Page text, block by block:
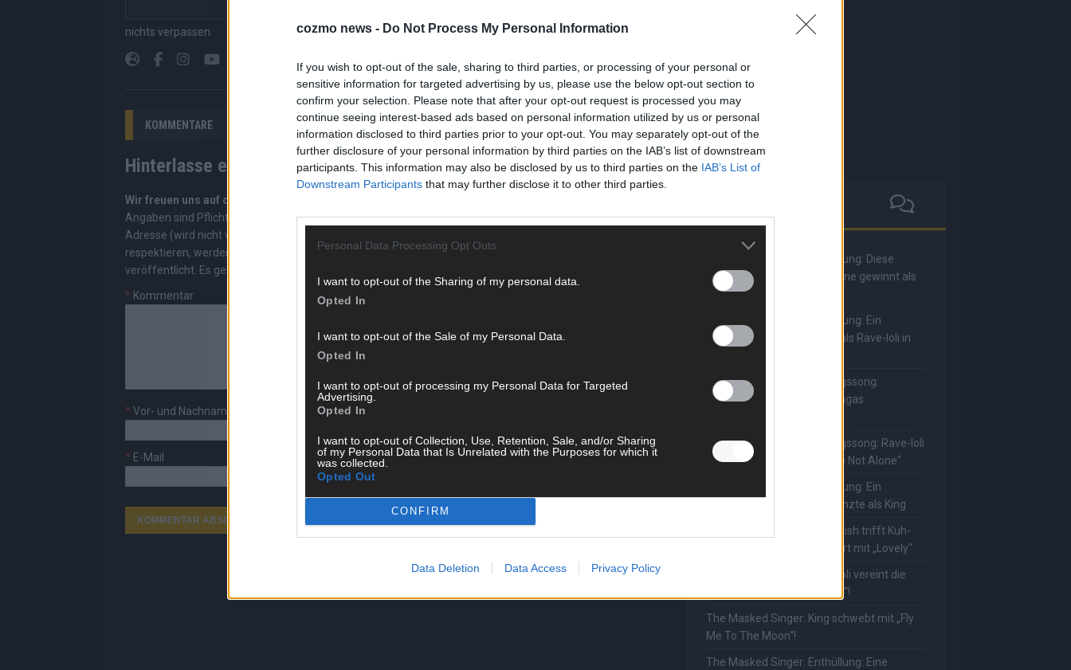
cozmo news - Do Not Process My Personal Information
If you wish to opt-out of the sale, sharing to third parties, or processing of your personal or
sensitive information for targeted advertising by us, please use the below opt-out section to
confirm your selection. Please note that after your opt-out request is processed you may
continue seeing interest-based ads based on personal information utilized by us or personal
information disclosed to third parties prior to your opt-out. You may separately opt-out of the
further disclosure of your personal information by third parties on the IAB’s list of downstream
participants. This information may also be disclosed by us to third parties on the IAB’s List of
Downstream Participants that may further disclose it to other third parties.
Personal Data Processing Opt Outs
I want to opt-out of the Sharing of my personal data.
Opted In
I want to opt-out of the Sale of my Personal Data.
Opted In
I want to opt-out of processing my Personal Data for Targeted
Advertising.
Opted In
I want to opt-out of Collection, Use, Retention, Sale, and/or Sharing
of my Personal Data that Is Unrelated with the Purposes for which it
was collected.
Opted Out
CONFIRM
Data Deletion Data Access Privacy Policy
nichts verpassen.
KOMMENTARE
Hinterlasse einen Kommentar
Wir freuen uns auf deinen Beitrag!
Angaben sind Pflichtfelder. Bitte nutze deinen Klarnamen (Vor- und Nachname) und eine gültige E-Mail-
Adresse (wird nicht veröffentlicht). Wir prüfen jeden Kommentar kurz. Beiträge, die unsere
respektieren, werden freigeschaltet; Hassrede, Beleidigungen, Hetze, Spam oder Werbung werden nicht
veröffentlicht. Es gelten unsere
* Kommentar
* Vor- und Nachname
* E-Mail
The Masked Singer: Enthüllung: Diese
Moderatorin und Comedienne gewinnt als
Muuhnika
The Masked Singer: Enthüllung: Ein
deutscher Sänger hat sich als Rave-Ioli in
The Masked Singer: Lieblingssong:
Muuhnika kehrt mit Lady Gagas
The Masked Singer: Lieblingssong: Rave-Ioli
berührt erneut mit „You Are Not Alone“
The Masked Singer: Enthüllung: Ein
deutscher Schauspieler glänzte als King
The Masked Singer: Billie Eilish trifft Kuh-
Power! Muuhnika verzaubert mit „Lovely“
The Masked Singer: Rave-Ioli vereint die
Welt mit „We Are The World“!
The Masked Singer: King schwebt mit „Fly
Me To The Moon“!
The Masked Singer: Enthüllung: Eine